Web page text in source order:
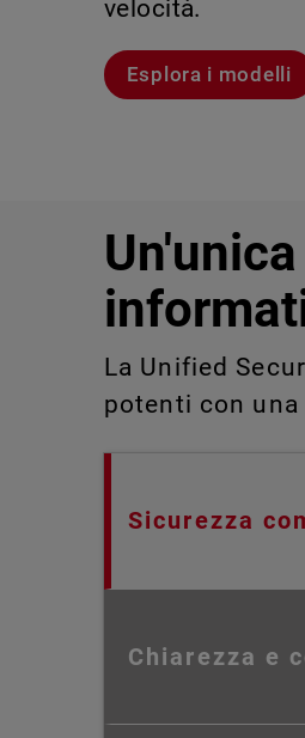
velocità.
Esplora i modelli
violazioni e
IT impossibili
Scopri Rai
Scopri
La Unified
potenti con
Sicurezza
Chiarezza e